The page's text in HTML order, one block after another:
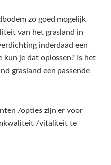
zo goed mogelijk
van het grasland in
inderdaad een
kun je dat oplossen? Is het
grasland een passende
/opties zijn er voor
/vitaliteit te